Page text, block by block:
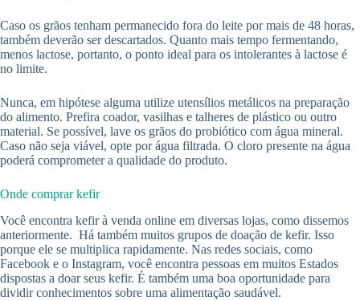
Caso os grãos tenham permanecido fora do leite por mais de 48 horas,
também deverão ser descartados. Quanto mais tempo fermentando,
menos lactose, portanto, o ponto ideal para os intolerantes à lactose é
no limite.
Nunca, em hipótese alguma utilize utensílios metálicos na preparação
do alimento. Prefira coador, vasilhas e talheres de plástico ou outro
material. Se possível, lave os grãos do probiótico com água mineral.
Caso não seja viável, opte por água filtrada. O cloro presente na água
poderá comprometer a qualidade do produto.
Onde comprar kefir
Você encontra kefir à venda online em diversas lojas, como dissemos
anteriormente. Há também muitos grupos de doação de kefir. Isso
porque ele se multiplica rapidamente. Nas redes sociais, como
Facebook e o Instagram, você encontra pessoas em muitos Estados
dispostas a doar seus kefir. É também uma boa oportunidade para
dividir conhecimentos sobre uma alimentação saudável.